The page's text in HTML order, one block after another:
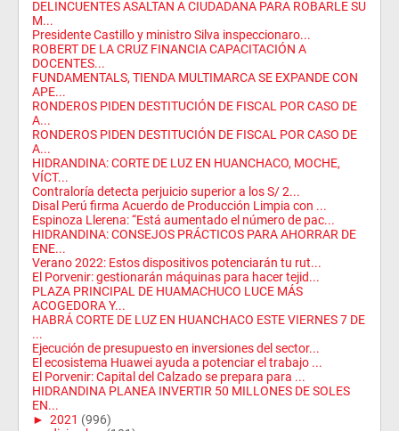
DELINCUENTES ASALTAN A CIUDADANA PARA ROBARLE SU
M...
Presidente Castillo y ministro Silva inspeccionaro...
ROBERT DE LA CRUZ FINANCIA CAPACITACIÓN A
DOCENTES...
FUNDAMENTALS, TIENDA MULTIMARCA SE EXPANDE CON
APE...
RONDEROS PIDEN DESTITUCIÓN DE FISCAL POR CASO DE
A...
RONDEROS PIDEN DESTITUCIÓN DE FISCAL POR CASO DE
A...
HIDRANDINA: CORTE DE LUZ EN HUANCHACO, MOCHE,
VÍCT...
Contraloría detecta perjuicio superior a los S/ 2...
Disal Perú firma Acuerdo de Producción Limpia con ...
Espinoza Llerena: “Está aumentado el número de pac...
HIDRANDINA: CONSEJOS PRÁCTICOS PARA AHORRAR DE
ENE...
Verano 2022: Estos dispositivos potenciarán tu rut...
El Porvenir: gestionarán máquinas para hacer tejid...
PLAZA PRINCIPAL DE HUAMACHUCO LUCE MÁS
ACOGEDORA Y...
HABRÁ CORTE DE LUZ EN HUANCHACO ESTE VIERNES 7 DE
...
Ejecución de presupuesto en inversiones del sector...
El ecosistema Huawei ayuda a potenciar el trabajo ...
El Porvenir: Capital del Calzado se prepara para ...
HIDRANDINA PLANEA INVERTIR 50 MILLONES DE SOLES
EN...
► 2021 (996)